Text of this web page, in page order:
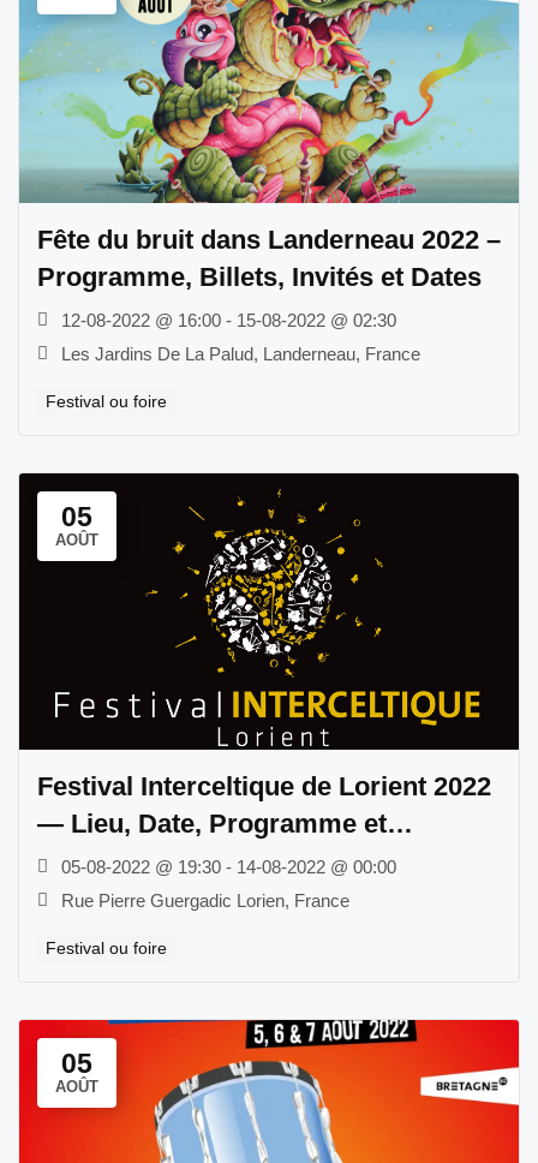
Fête du bruit dans Landerneau 2022 –
Programme, Billets, Invités et Dates
12-08-2022 @ 16:00 - 15-08-2022 @ 02:30
Les Jardins De La Palud, Landerneau, France
Festival ou foire
05
AOÛT
Festival Interceltique de Lorient 2022
— Lieu, Date, Programme et
Billetterie
05-08-2022 @ 19:30 - 14-08-2022 @ 00:00
Rue Pierre Guergadic Lorien, France
Festival ou foire
05
AOÛT